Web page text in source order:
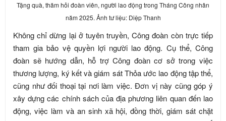
Tặng quà, thăm hỏi đoàn viên, người lao động trong Tháng Công nhân
năm 2025. Ảnh tư liệu: Diệp Thanh
Không chỉ dừng lại ở tuyên truyền, Công đoàn còn trực tiếp
tham gia bảo vệ quyền lợi người lao động. Cụ thể, Công
đoàn sẽ hướng dẫn, hỗ trợ Công đoàn cơ sở trong việc
thương lượng, ký kết và giám sát Thỏa ước lao động tập thể,
cũng như đối thoại tại nơi làm việc. Đơn vị này cũng góp ý
xây dựng các chính sách của địa phương liên quan đến lao
động, việc làm và an sinh xã hội, đồng thời, giám sát chặt